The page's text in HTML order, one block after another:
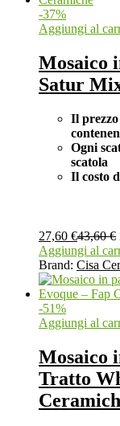
-37%
Aggiungi al
Mosaico
Satur
Il prezzo
Ogni
scatola
Il costo
27,60 €43,60€
Aggiungi al
Brand: Cisa
-51%
Aggiungi al
Mosaico
Tratto